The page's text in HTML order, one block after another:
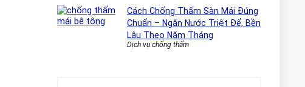
Cách Chống Thấm Sàn Mái Đúng
Chuẩn – Ngăn Nước Triệt Để, Bền
Lâu Theo Năm Tháng
Dịch vụ chống thấm